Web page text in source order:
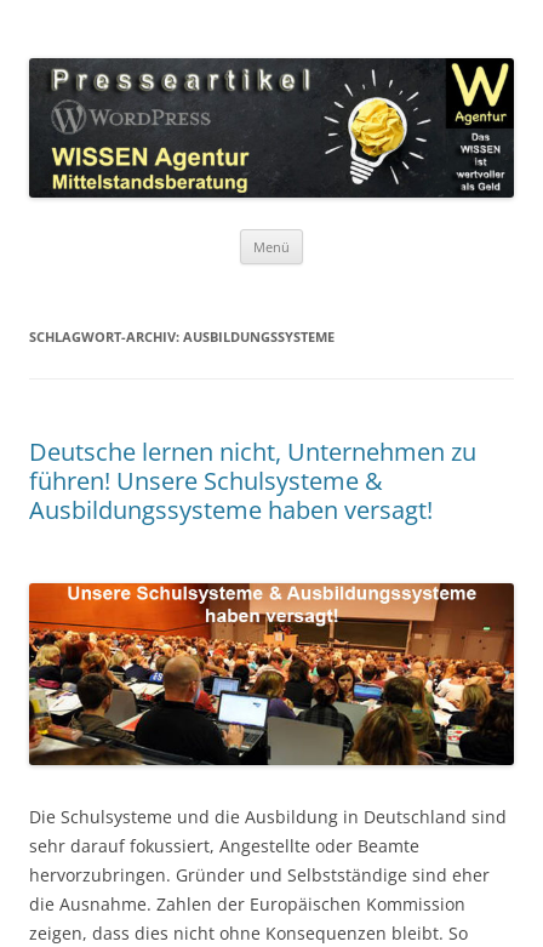
Agentur
Menü
SCHLAGWORT-ARCHIV: AUSBILDUNGSSYSTEME
Deutsche lernen nicht, Unternehmen zu
führen! Unsere Schulsysteme &
Ausbildungssysteme haben versagt!
Die Schulsysteme und die Ausbildung in Deutschland sind
sehr darauf fokussiert, Angestellte oder Beamte
hervorzubringen. Gründer und Selbstständige sind eher
die Ausnahme. Zahlen der Europäischen Kommission
zeigen, dass dies nicht ohne Konsequenzen bleibt. So